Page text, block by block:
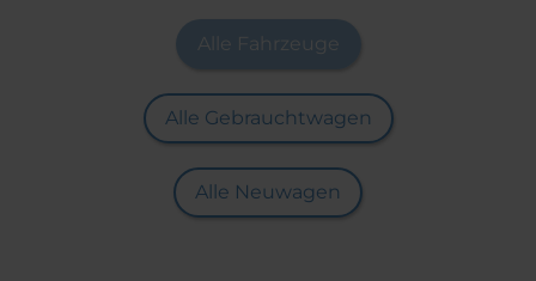
Alle Fahrzeuge
Alle Gebrauchtwagen
Alle Neuwagen